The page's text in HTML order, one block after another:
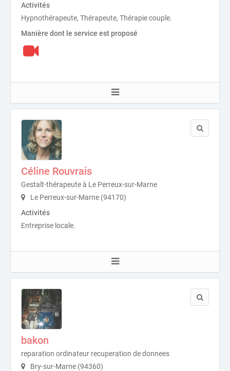
Activités
Hypnothérapeute, Thérapeute, Thérapie couple.
Manière dont le service est proposé
Céline Rouvrais
Gestalt-thérapeute à Le Perreux-sur-Marne
Le Perreux-sur-Marne (94170)
Activités
Entreprise locale.
bakon
reparation ordinateur recuperation de donnees
Bry-sur-Marne (94360)